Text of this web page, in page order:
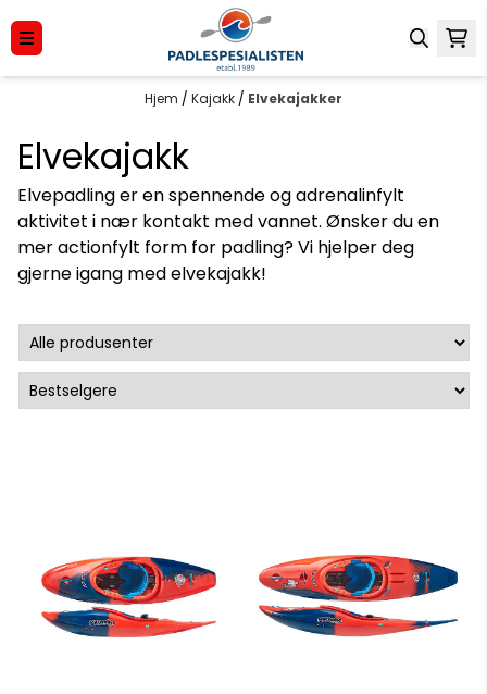
Hopp til innhold
Hjem / Kajakk / Elvekajakker
Elvekajakk
Elvepadling er en spennende og adrenalinfylt
aktivitet i nær kontakt med vannet. Ønsker du en
mer actionfylt form for padling? Vi hjelper deg
gjerne igang med elvekajakk!